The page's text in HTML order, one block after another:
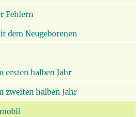
Fehlern
dem Neugeborenen
ersten halben Jahr
zweiten halben Jahr